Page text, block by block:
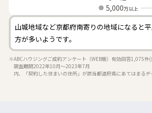
5,000万以上
山城地域など京都府南寄りの地域になると
方が多いようです。
※ABCハウジングご成約アンケート（WEB版）有効回答1,075件
調査期間2022年10月～2023年7月
内、「契約した住まいの住所」が該当都道府県にあてはまる